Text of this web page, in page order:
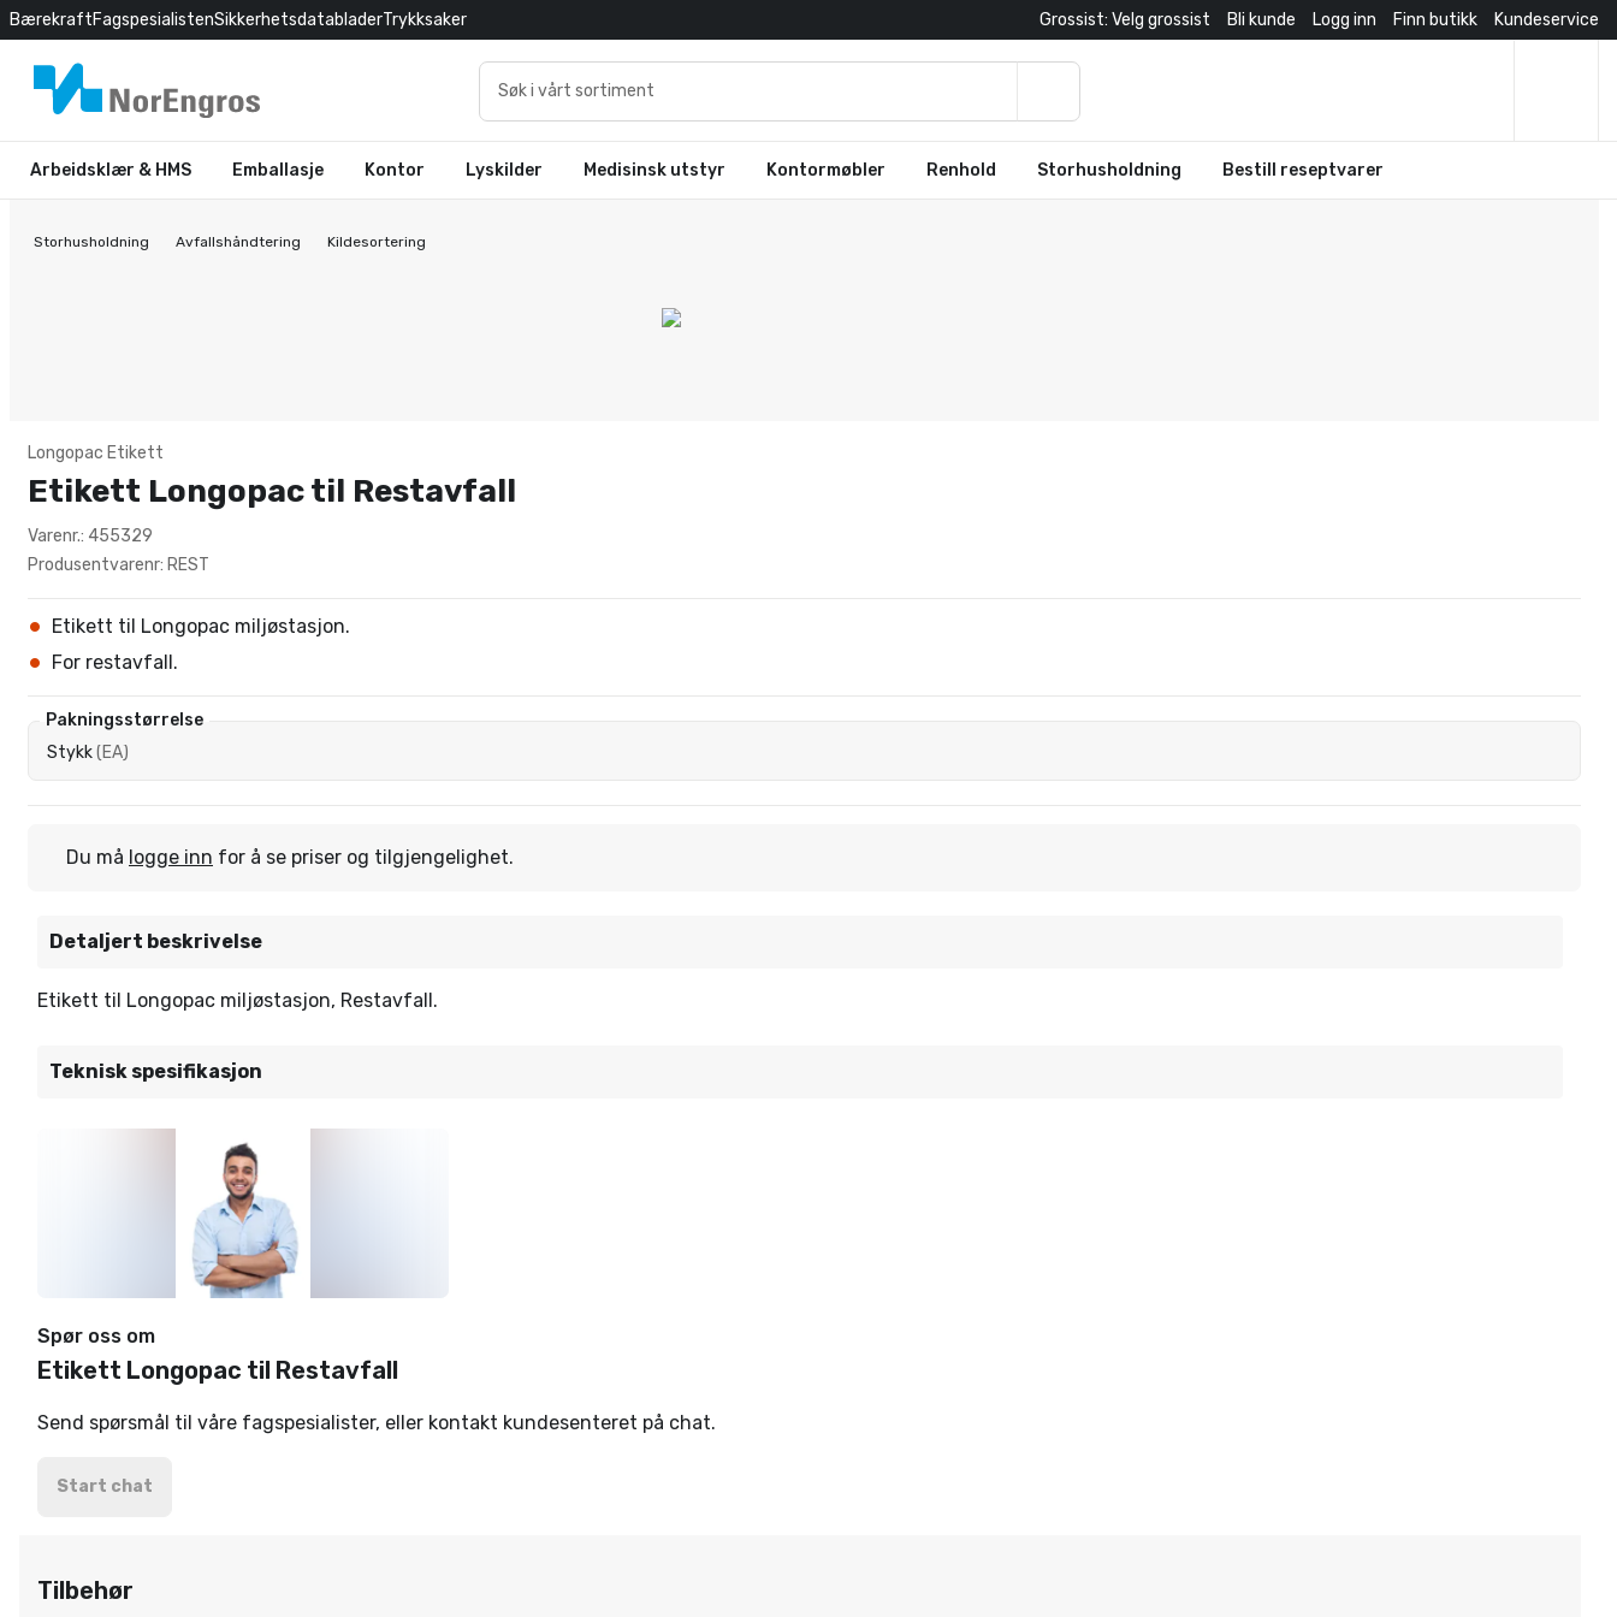
BærekraftFagspesialistenSikkerhetsdatabladerTrykksaker Grossist: Velg grossist Bli kunde Logg inn Finn butikk Kundeservice
Arbeidsklær & HMS Emballasje Kontor Lyskilder Medisinsk utstyr Kontormøbler Renhold Storhusholdning Bestill reseptvarer
Storhusholdning Avfallshåndtering Kildesortering
Longopac Etikett
Etikett Longopac til Restavfall
Varenr.: 455329
Produsentvarenr: REST
Etikett til Longopac miljøstasjon.
For restavfall.
Pakningsstørrelse
Stykk(EA)
Du må logge inn for å se priser og tilgjengelighet.
Detaljert beskrivelse
Etikett til Longopac miljøstasjon, Restavfall.
Teknisk spesifikasjon
Spør oss om
Etikett Longopac til Restavfall
Send spørsmål til våre fagspesialister, eller kontakt kundesenteret på chat.
Start chat
Tilbehør